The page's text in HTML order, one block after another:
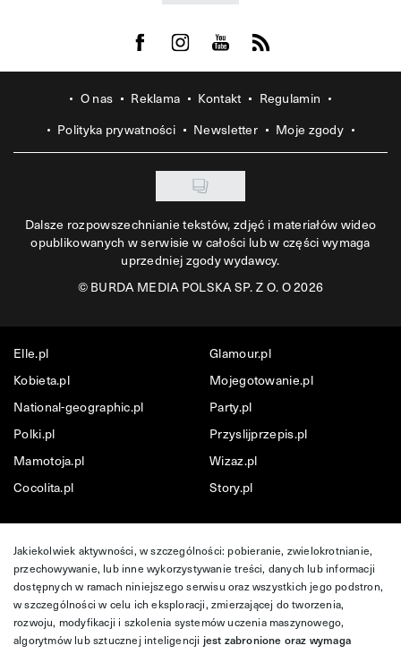
Visit us on Facebook
Visit us on Instagram
Visit us on Youtube
Visit us on Rss
O nas Reklama Kontakt
Regulamin
Polityka prywatności
Newsletter Moje zgody
Dalsze rozpowszechnianie tekstów, zdjęć i materiałów wideo
opublikowanych w serwisie w całości lub w części wymaga
uprzedniej zgody wydawcy.
©BURDA MEDIA POLSKA SP. Z O. O 2026
Elle.pl
Glamour.pl
Kobieta.pl
Mojegotowanie.pl
National-geographic.pl
Party.pl
Polki.pl
Przyslijprzepis.pl
Mamotoja.pl
Wizaz.pl
Cocolita.pl
Story.pl
Jakiekolwiek aktywności, w szczególności: pobieranie, zwielokrotnianie,
przechowywanie, lub inne wykorzystywanie treści, danych lub informacji
dostępnych w ramach niniejszego serwisu oraz wszystkich jego podstron,
w szczególności w celu ich eksploracji, zmierzającej do tworzenia,
rozwoju, modyfikacji i szkolenia systemów uczenia maszynowego,
algorytmów lub sztucznej inteligencji jest zabronione oraz wymaga